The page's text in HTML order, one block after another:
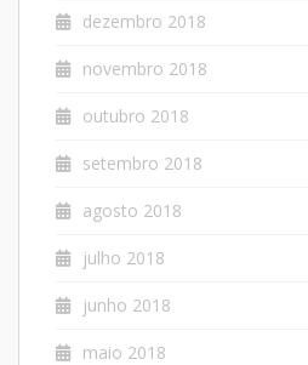
dezembro 2018
novembro 2018
outubro 2018
setembro 2018
agosto 2018
julho 2018
junho 2018
maio 2018